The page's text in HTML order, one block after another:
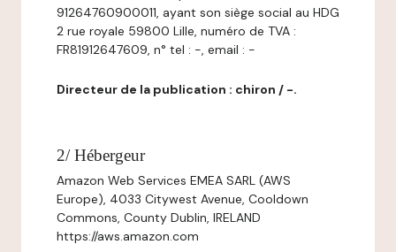
91264760900011, ayant son siège social au HDG
2 rue royale 59800 Lille, numéro de TVA :
FR81912647609, n° tel : -, email : -
Directeur de la publication : chiron / -.
2/ Hébergeur
Amazon Web Services EMEA SARL (AWS
Europe), 4033 Citywest Avenue, Cooldown
Commons, County Dublin, IRELAND
https://aws.amazon.com